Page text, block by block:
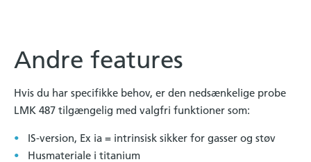
Andre features
Hvis du har specifikke behov, er den nedsænkelige probe
LMK 487 tilgængelig med valgfri funktioner som:
IS-version, Ex ia = intrinsisk sikker for gasser og støv
Husmateriale i titanium